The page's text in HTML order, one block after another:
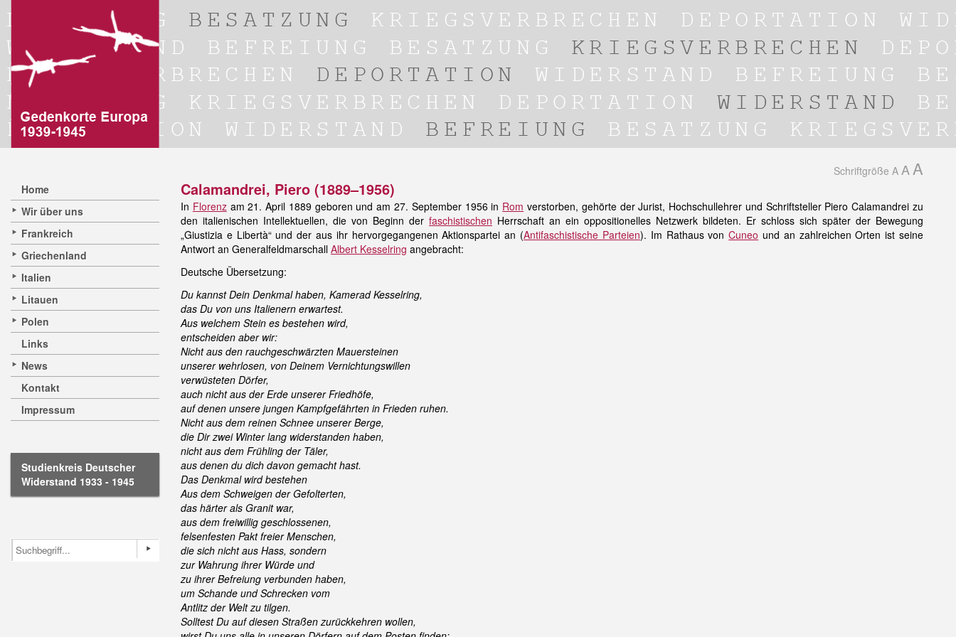
Home
Wir über uns
Frankreich
Griechenland
Italien
Litauen
Polen
Links
News
Kontakt
Impressum
Studienkreis Deutscher
Widerstand 1933 - 1945
Schriftgröße A A A
Calamandrei, Piero (1889–1956)
In Florenzam 21. April 1889 geboren und am 27. September 1956 in Rom verstorben, gehörte der Jurist, Hochschullehrer und Schriftsteller Piero Calamandrei zu
den italienischen Intellektuellen, die von Beginn der faschistischen Herrschaft an ein oppositionelles Netzwerk bildeten. Er schloss sich später der Bewegung
„Giustizia e Libertà“ und der aus ihr hervorgegangenen Aktionspartei an (Antifaschistische Parteien). Im Rathaus vonCuneo und an zahlreichen Orten ist seine
Antwort an Generalfeldmarschall Albert Kesselring angebracht:
Deutsche Übersetzung:
Du kannst Dein Denkmal haben, Kamerad Kesselring,
das Du von uns Italienern erwartest.
Aus welchem Stein es bestehen wird,
entscheiden aber wir:
Nicht aus den rauchgeschwärzten Mauersteinen
unserer wehrlosen, von Deinem Vernichtungswillen
verwüsteten Dörfer,
auch nicht aus der Erde unserer Friedhöfe,
auf denen unsere jungen Kampfgefährten in Frieden ruhen.
Nicht aus dem reinen Schnee unserer Berge,
die Dir zwei Winter lang widerstanden haben,
nicht aus dem Frühling der Täler,
aus denen du dich davon gemacht hast.
Das Denkmal wird bestehen
Aus dem Schweigen der Gefolterten,
das härter als Granit war,
aus dem freiwillig geschlossenen,
felsenfesten Pakt freier Menschen,
die sich nicht aus Hass, sondern
zur Wahrung ihrer Würde und
zu ihrer Befreiung verbunden haben,
um Schande und Schrecken vom
Antlitz der Welt zu tilgen.
Solltest Du auf diesen Straßen zurückkehren wollen,